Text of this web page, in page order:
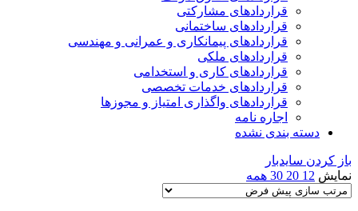
قراردادهای مشارکتی
قراردادهای ساختمانی
قراردادهای پیمانکاری و عمرانی و مهندسی
قراردادهای ملکی
قراردادهای کاری و استخدامی
قراردادهای خدمات تخصصی
قراردادهای واگذاری امتیاز و مجوزها
اجاره نامه
دسته بندی نشده
باز کردن سایدبار
نمایش 12
20
30 همه